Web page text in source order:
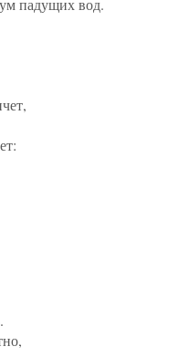
падущих вод.